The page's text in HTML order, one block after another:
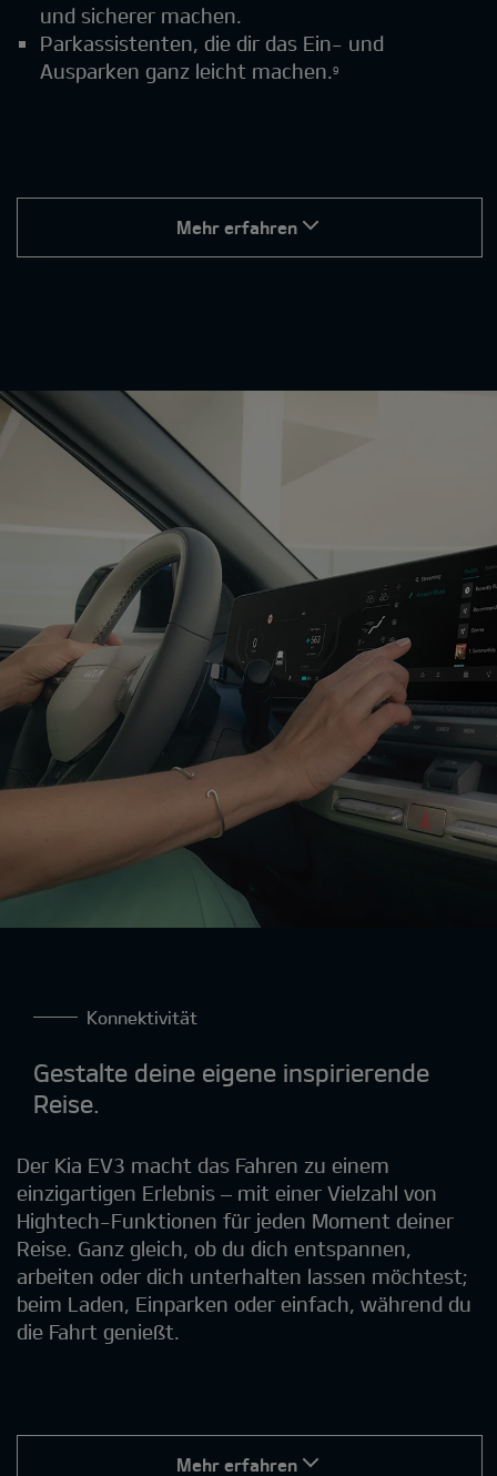
und sicherer machen.
Parkassistenten, die dir das Ein- und
Ausparken ganz leicht machen.9
Mehr erfahren
Konnektivität
Gestalte deine eigene inspirierende
Reise.
Der Kia EV3 macht das Fahren zu einem
einzigartigen Erlebnis – mit einer Vielzahl von
Hightech-Funktionen für jeden Moment deiner
Reise. Ganz gleich, ob du dich entspannen,
arbeiten oder dich unterhalten lassen möchtest;
beim Laden, Einparken oder einfach, während du
die Fahrt genießt.
Mehr erfahren